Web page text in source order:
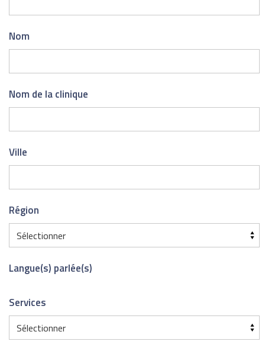
Nom
Nom de la clinique
Ville
Région
Langue(s) parlée(s)
Services